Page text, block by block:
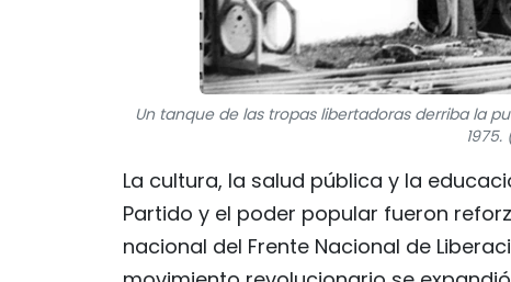
Un tanque de las tropas libertadoras derriba la
La cultura, la salud pública y la
Partido y el poder popular fueron
nacional del Frente Nacional de